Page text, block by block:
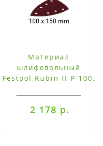
Материал
шлифовальный
Festool Rubin II P 100,
2 178 р.